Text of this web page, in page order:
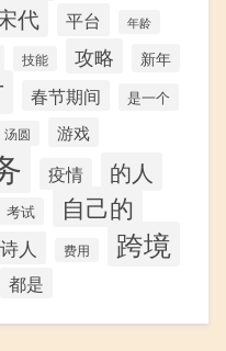
代 平台 年龄
技能 攻略 新年
春节期间 是一个
汤圆 游戏
疫情 的人
考试 自己的
诗人 费用 跨境
都是